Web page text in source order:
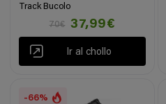
Track Bucolo
70€
37,99€
Ir al chollo
-66%